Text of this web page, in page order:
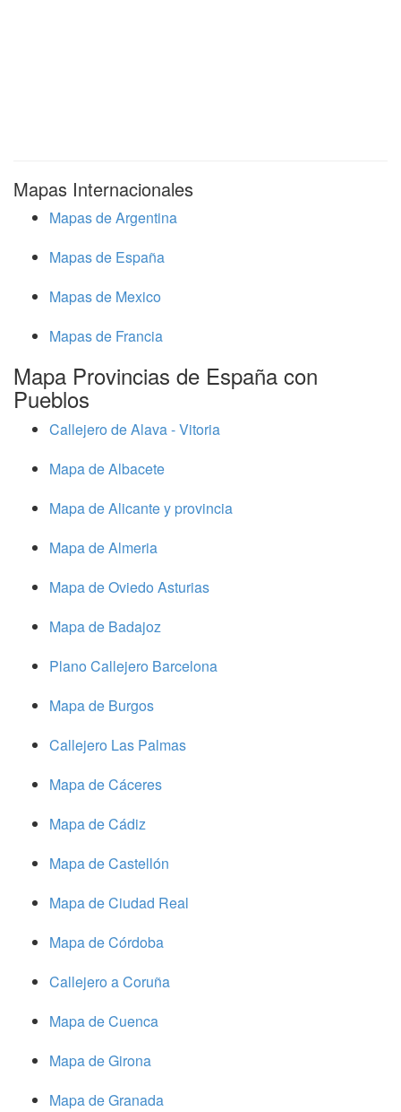
Mapas Internacionales
Mapas de Argentina
Mapas de España
Mapas de Mexico
Mapas de Francia
Mapa Provincias de España con
Pueblos
Callejero de Alava - Vitoria
Mapa de Albacete
Mapa de Alicante y provincia
Mapa de Almeria
Mapa de Oviedo Asturias
Mapa de Badajoz
Plano Callejero Barcelona
Mapa de Burgos
Callejero Las Palmas
Mapa de Cáceres
Mapa de Cádiz
Mapa de Castellón
Mapa de Ciudad Real
Mapa de Córdoba
Callejero a Coruña
Mapa de Cuenca
Mapa de Girona
Mapa de Granada